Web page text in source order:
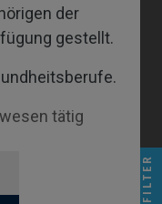
der
gestellt.
tätig
FILTER